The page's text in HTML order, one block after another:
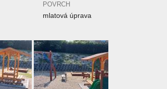
POVRCH
mlatová úprava